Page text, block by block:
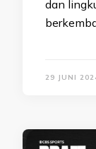
dan
29 JUNI